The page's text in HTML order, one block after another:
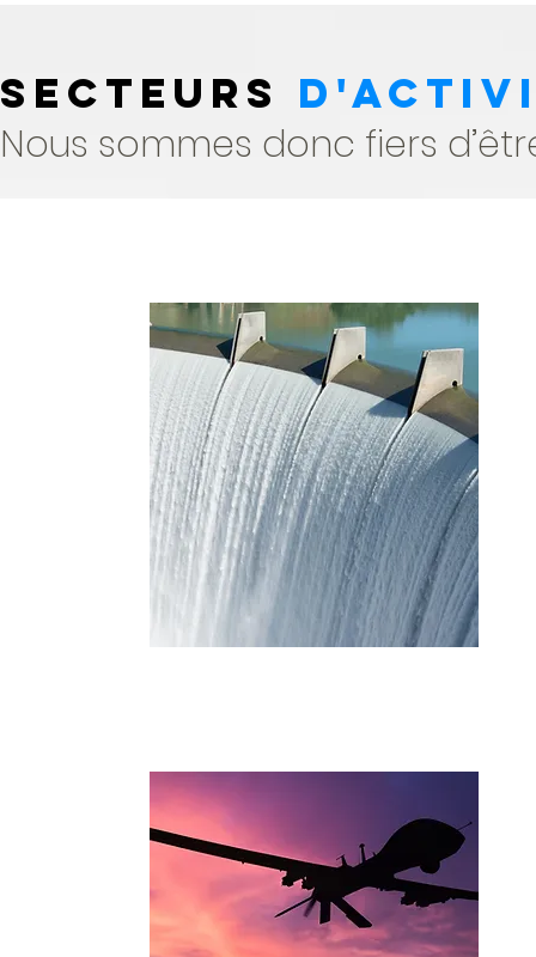
secteurs
Nous sommes donc fiers